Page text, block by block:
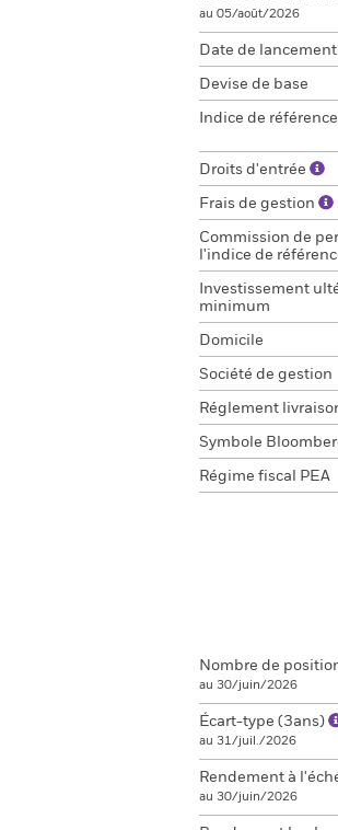
au 05/août/2026
Date de
Devise de base
Indice de
Droits d'entrée
Frais de gestion
Commission de
l'indice de
Investissement
minimum
Domicile
Société de gestion
Réglement
Symbole
Régime fiscal PEA
Nombre de
au 30/juin/2026
Écart-type (3ans)
au 31/juil./2026
Rendement à
au 30/juin/2026